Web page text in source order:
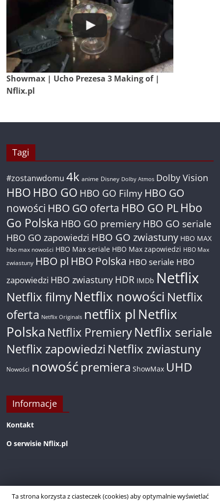
Showmax | Ucho Prezesa 3 Making of |
Nflix.pl
Tagi
#zostanwdomu 4k anime Disney Dolby Atmos Dolby Vision
HBO HBO GO HBO GO Filmy HBO GO
nowości HBO GO oferta HBO GO PL Hbo
Go Polska HBO GO premiery HBO GO seriale
HBO GO zapowiedzi HBO GO zwiastuny HBO MAX
hbo max nowości HBO Max seriale HBO Max zapowiedzi HBO Max
zwiastuny HBO pl HBO Polska HBO seriale HBO
zapowiedzi HBO zwiastuny HDR IMDb Netflix
Netflix filmyNetflix nowości Netflix
oferta Netflix Originals netflix pl Netflix
Polska Netflix PremieryNetflix seriale
Netflix zapowiedzi Netflix zwiastuny
Nowości nowość premiera ShowMax UHD
Informacje
Kontakt
O serwisie Nflix.pl
Ta strona korzysta z ciasteczek (cookies) aby optymalnie wyświetlać